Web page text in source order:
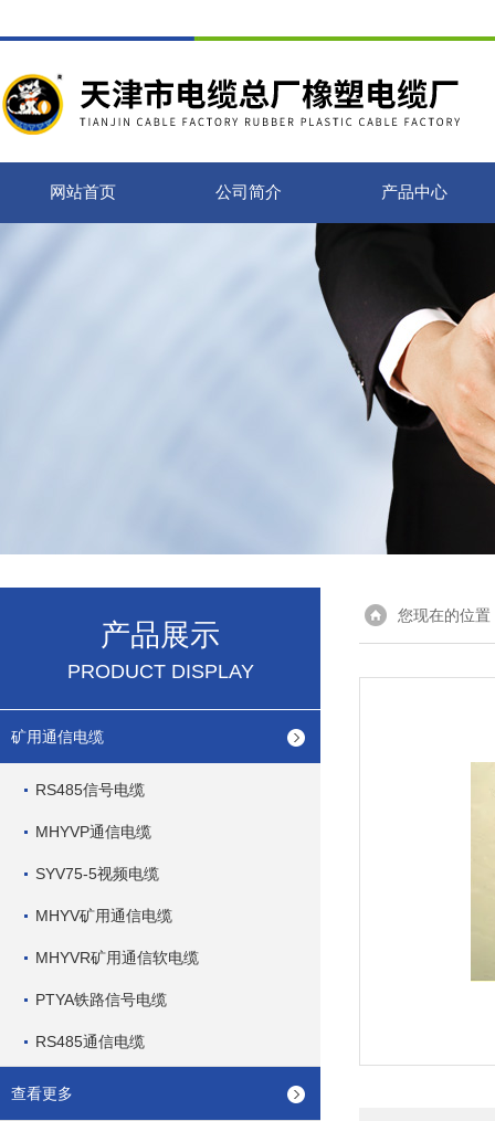
网站首页 公司简介 产品中心
产品展示
PRODUCT DISPLAY
矿用通信电缆
RS485信号电缆
MHYVP通信电缆
SYV75-5视频电缆
MHYV矿用通信电缆
MHYVR矿用通信软电缆
PTYA铁路信号电缆
RS485通信电缆
查看更多
您现在的位置